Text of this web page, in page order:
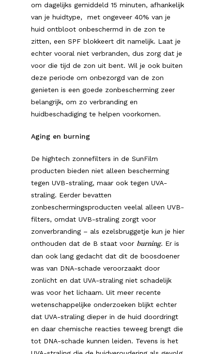
om dagelijks gemiddeld 15 minuten, afhankelijk
van je huidtype, met ongeveer 40% van je
huid ontbloot onbeschermd in de zon te
zitten, een SPF blokkeert dit namelijk. Laat je
echter vooral niet verbranden, dus zorg dat je
voor die tijd de zon uit bent. Wil je ook buiten
deze periode om onbezorgd van de zon
genieten is een goede zonbescherming zeer
belangrijk, om zo verbranding en
huidbeschadiging te helpen voorkomen.
Aging en burning
De hightech zonnefilters in de SunFilm
producten bieden niet alleen bescherming
tegen UVB-straling, maar ook tegen UVA-
straling. Eerder bevatten
zonbeschermingsproducten veelal alleen UVB-
filters, omdat UVB-straling zorgt voor
zonverbranding – als ezelsbruggetje kun je hier
onthouden dat de B staat voor burning. Er is
dan ook lang gedacht dat dit de boosdoener
was van DNA-schade veroorzaakt door
zonlicht en dat UVA-straling niet schadelijk
was voor het lichaam. Uit meer recente
wetenschappelijke onderzoeken blijkt echter
dat UVA-straling dieper in de huid doordringt
en daar chemische reacties teweeg brengt die
tot DNA-schade kunnen leiden. Tevens is het